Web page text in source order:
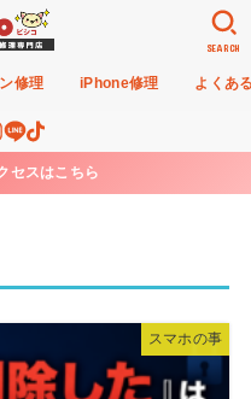
修理 iPhone修理 よくあ
SEARCH
セスはこちら
スマホの事